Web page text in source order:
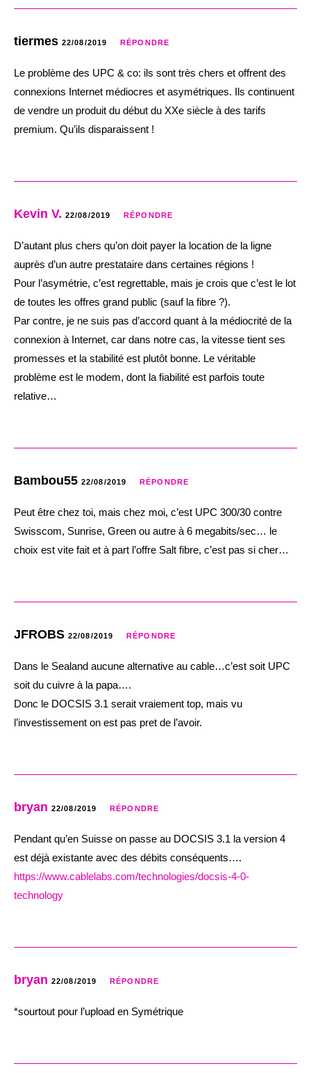
tiermes 22/08/2019 RÉPONDRE
Le problème des UPC & co: ils sont très chers et offrent des
connexions Internet médiocres et asymétriques. Ils continuent
de vendre un produit du début du XXe siècle à des tarifs
premium. Qu’ils disparaissent !
Kevin V. 22/08/2019 RÉPONDRE
D’autant plus chers qu’on doit payer la location de la ligne
auprès d’un autre prestataire dans certaines régions !
Pour l’asymétrie, c’est regrettable, mais je crois que c’est le lot
de toutes les offres grand public (sauf la fibre ?).
Par contre, je ne suis pas d’accord quant à la médiocrité de la
connexion à Internet, car dans notre cas, la vitesse tient ses
promesses et la stabilité est plutôt bonne. Le véritable
problème est le modem, dont la fiabilité est parfois toute
relative…
Bambou55 22/08/2019 RÉPONDRE
Peut être chez toi, mais chez moi, c’est UPC 300/30 contre
Swisscom, Sunrise, Green ou autre à 6 megabits/sec… le
choix est vite fait et à part l’offre Salt fibre, c’est pas si cher…
JFROBS 22/08/2019 RÉPONDRE
Dans le Sealand aucune alternative au cable…c’est soit UPC
soit du cuivre à la papa….
Donc le DOCSIS 3.1 serait vraiement top, mais vu
l’investissement on est pas pret de l’avoir.
bryan 22/08/2019 RÉPONDRE
Pendant qu’en Suisse on passe au DOCSIS 3.1 la version 4
est déjà existante avec des débits conséquents….
https://www.cablelabs.com/technologies/docsis-4-0-
technology
bryan 22/08/2019 RÉPONDRE
*sourtout pour l’upload en Symétrique